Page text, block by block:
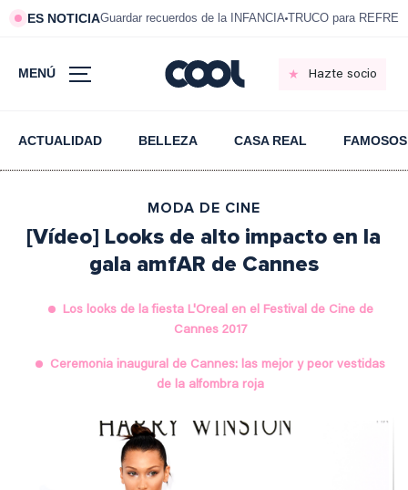
ES NOTICIAGuardar recuerdos de la INFANCIA TRUCO para
MENÚ Hazte socio
ACTUALIDAD BELLEZA CASA REAL FAMOSOS
MODA DE CINE
[Vídeo] Looks de alto impacto en la
gala amfAR de Cannes
Los looks de la fiesta L'Oreal en el Festival de Cine de
Cannes 2017
Ceremonia inaugural de Cannes: las mejor y peor vestidas
de la alfombra roja